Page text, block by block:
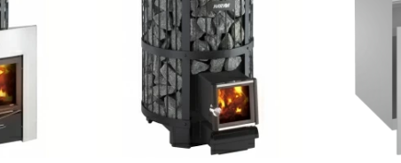
Добросталь
Торнадо
Аэровита
Костёр
Сабантуй